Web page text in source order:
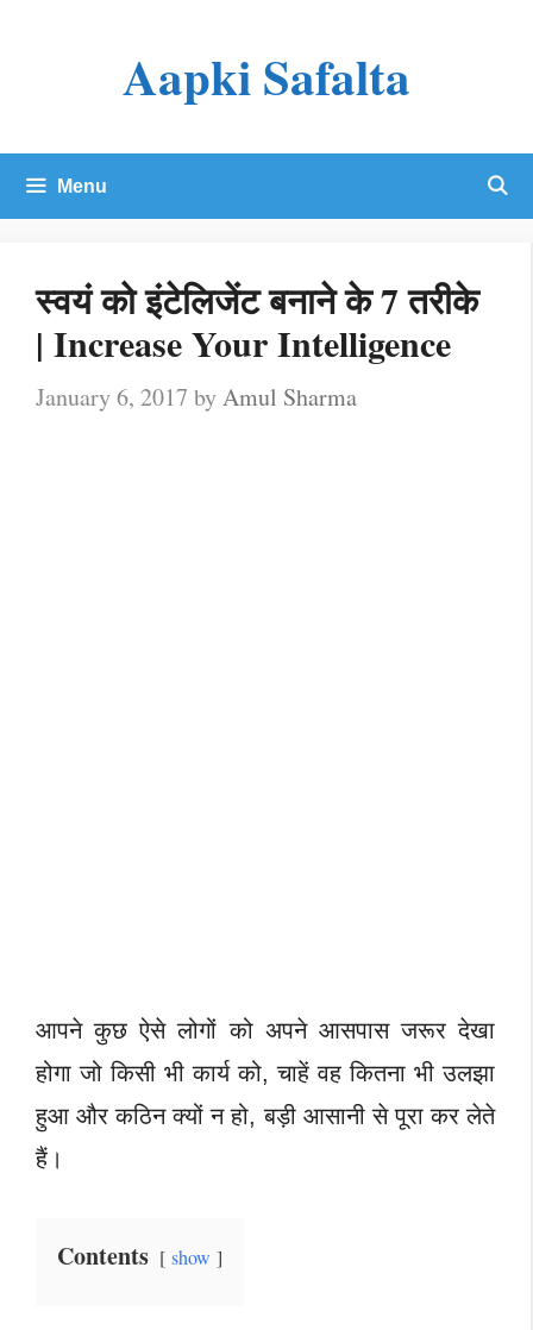
Aapki Safalta
Menu
स्वयं को इंटेलिजेंट बनाने के 7 तरीके
| Increase Your Intelligence
January 6, 2017 byAmul Sharma
आपने कुछ ऐसे लोगों को अपने आसपास जरूर देखा
होगा जो किसी भी कार्य को,चाहें वह कितना भी उलझा
हुआ और कठिन क्यों न हो, बड़ी आसानी से पूरा कर लेते
हैं।
Contents show